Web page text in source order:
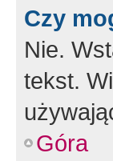
Czy
Nie.
tekst.
Góra